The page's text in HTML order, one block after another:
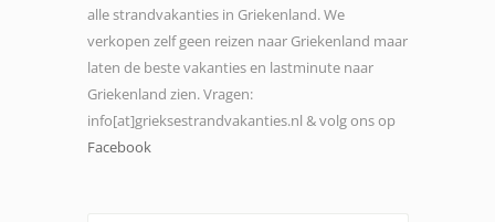
alle strandvakanties in Griekenland. We
verkopen zelf geen reizen naar Griekenland maar
laten de beste vakanties en lastminute naar
Griekenland zien. Vragen:
info[at]grieksestrandvakanties.nl & volg ons op
Facebook